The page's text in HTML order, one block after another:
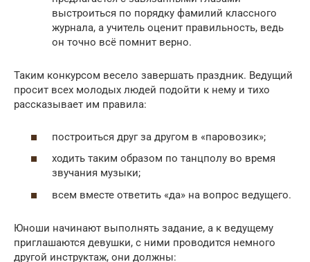
выстроиться по порядку фамилий классного
журнала, а учитель оценит правильность, ведь
он точно всё помнит верно.
Таким конкурсом весело завершать праздник. Ведущий
просит всех молодых людей подойти к нему и тихо
рассказывает им правила:
построиться друг за другом в «паровозик»;
ходить таким образом по танцполу во время
звучания музыки;
всем вместе ответить «да» на вопрос ведущего.
Юноши начинают выполнять задание, а к ведущему
приглашаются девушки, с ними проводится немного
другой инструктаж, они должны: